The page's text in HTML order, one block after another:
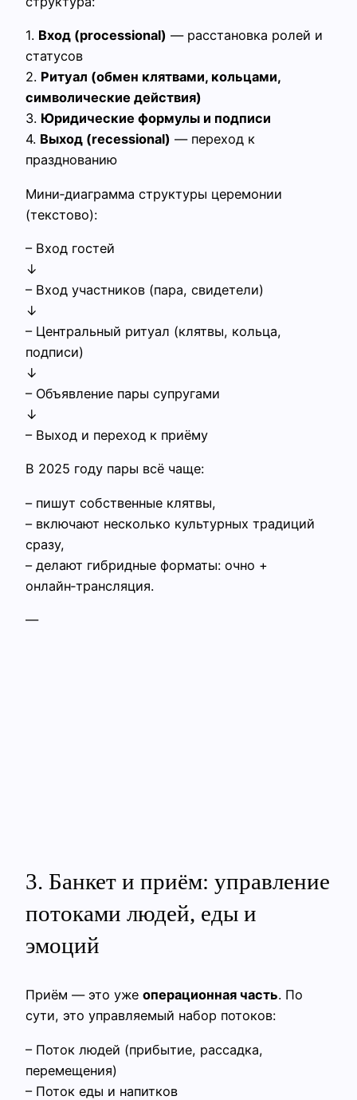
1. Вход (processional) — расстановка ролей и
статусов
2. Ритуал (обмен клятвами, кольцами,
символические действия)
3. Юридические формулы и подписи
4. Выход (recessional) — переход к
празднованию
Мини‑диаграмма структуры церемонии
(текстово):
– Вход гостей
↓
– Вход участников (пара, свидетели)
↓
– Центральный ритуал (клятвы, кольца,
подписи)
↓
– Объявление пары супругами
↓
– Выход и переход к приёму
В 2025 году пары всё чаще:
– пишут собственные клятвы,
– включают несколько культурных традиций
сразу,
– делают гибридные форматы: очно +
онлайн‑трансляция.
—
3. Банкет и приём: управление
потоками людей, еды и
эмоций
Приём — это уже операционная часть. По
сути, это управляемый набор потоков:
– Поток людей (прибытие, рассадка,
перемещения)
– Поток еды и напитков